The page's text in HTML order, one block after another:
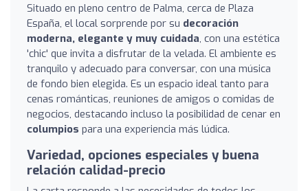
Situado en pleno centro de Palma, cerca de Plaza
España, el local sorprende por su decoración
moderna, elegante y muy cuidada, con una estética
'chic' que invita a disfrutar de la velada. El ambiente es
tranquilo y adecuado para conversar, con una música
de fondo bien elegida. Es un espacio ideal tanto para
cenas románticas, reuniones de amigos o comidas de
negocios, destacando incluso la posibilidad de cenar en
columpios para una experiencia más lúdica.
Variedad, opciones especiales y buena
relación calidad-precio